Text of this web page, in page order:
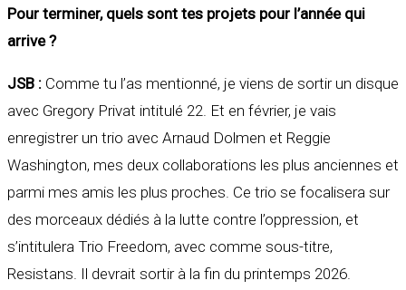
Pour terminer, quels sont tes projets pour l’année qui
arrive ?
JSB : Comme tu l’as mentionné, je viens de sortir un disque
avec Gregory Privat intitulé 22. Et en février, je vais
enregistrer un trio avec Arnaud Dolmen et Reggie
Washington, mes deux collaborations les plus anciennes et
parmi mes amis les plus proches. Ce trio se focalisera sur
des morceaux dédiés à la lutte contre l’oppression, et
s’intitulera Trio Freedom, avec comme sous-titre,
Resistans. Il devrait sortir à la fin du printemps 2026.